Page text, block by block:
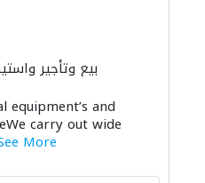
بيع وتأجير
الحجر والرخام
equipment’s and
carry out wide
More